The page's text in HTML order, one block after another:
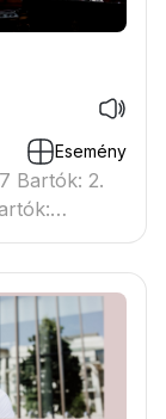
Esemény
Bartók: 2.